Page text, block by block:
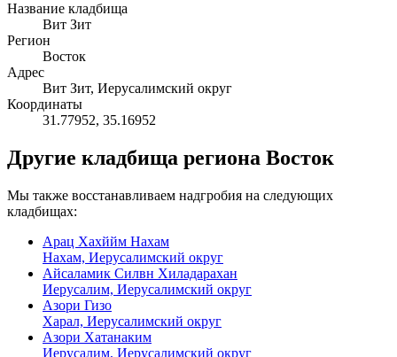
Название кладбища
Вит Зит
Регион
Восток
Адрес
Вит Зит, Иерусалимский округ
Координаты
31.77952, 35.16952
Другие кладбища региона Восток
Мы также восстанавливаем надгробия на следующих
кладбищах:
Арац Хахййм Нахам
Нахам, Иерусалимский округ
Айсаламик Силвн Хиладарахан
Иерусалим, Иерусалимский округ
Азори Гизо
Харал, Иерусалимский округ
Азори Хатанаким
Иерусалим, Иерусалимский округ